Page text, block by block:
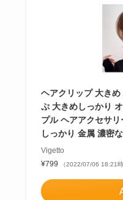
ヘアクリップ 大き
ぷ 大きめしっかり
プル ヘアアクセサ
しっかり 金属 濃密
Vigetto
¥799
（2022/07/06 18:21